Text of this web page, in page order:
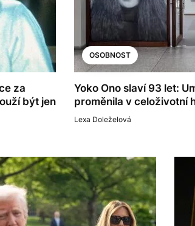
za
být jen
OSOBNOST
Yoko Ono slaví 93 let:
proměnila v celoživotní
Lexa Doleželová